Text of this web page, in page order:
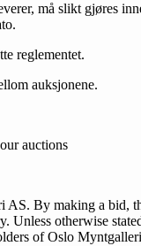
må slikt gjøres
reglementet.
auksjonene.
auctions
By making a bid,
otherwise
of Oslo